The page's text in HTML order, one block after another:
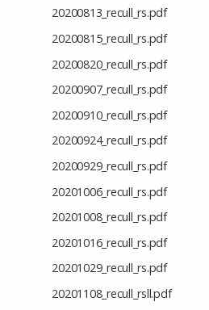
20200813_recull_rs.pdf
20200815_recull_rs.pdf
20200820_recull_rs.pdf
20200907_recull_rs.pdf
20200910_recull_rs.pdf
20200924_recull_rs.pdf
20200929_recull_rs.pdf
20201006_recull_rs.pdf
20201008_recull_rs.pdf
20201016_recull_rs.pdf
20201029_recull_rs.pdf
20201108_recull_rsll.pdf